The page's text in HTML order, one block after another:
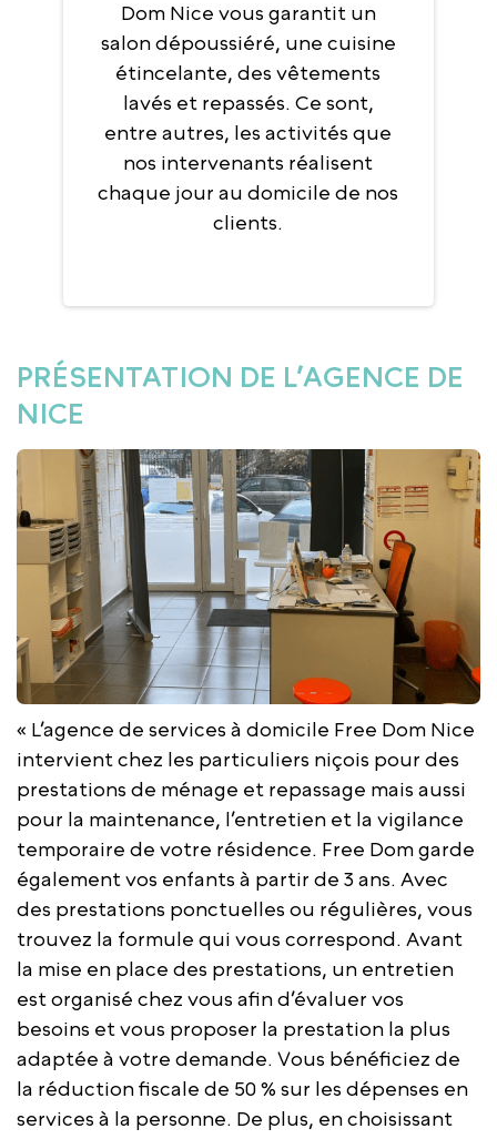
Dom Nice vous garantit un
salon dépoussiéré, une cuisine
étincelante, des vêtements
lavés et repassés. Ce sont,
entre autres, les activités que
nos intervenants réalisent
chaque jour au domicile de nos
clients.
PRÉSENTATION DE L’AGENCE DE
NICE
« L’agence de services à domicile Free Dom Nice
intervient chez les particuliers niçois pour des
prestations de ménage et repassage mais aussi
pour la maintenance, l’entretien et la vigilance
temporaire de votre résidence. Free Dom garde
également vos enfants à partir de 3 ans. Avec
des prestations ponctuelles ou régulières, vous
trouvez la formule qui vous correspond. Avant
la mise en place des prestations, un entretien
est organisé chez vous afin d’évaluer vos
besoins et vous proposer la prestation la plus
adaptée à votre demande. Vous bénéficiez de
la réduction fiscale de 50 % sur les dépenses en
services à la personne. De plus, en choisissant